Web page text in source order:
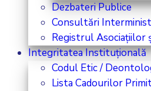
Dezbateri Publice
Consultări
Registrul Asociațiilor
Integritatea Instituțională
Codul Etic /
Lista Cadourilor